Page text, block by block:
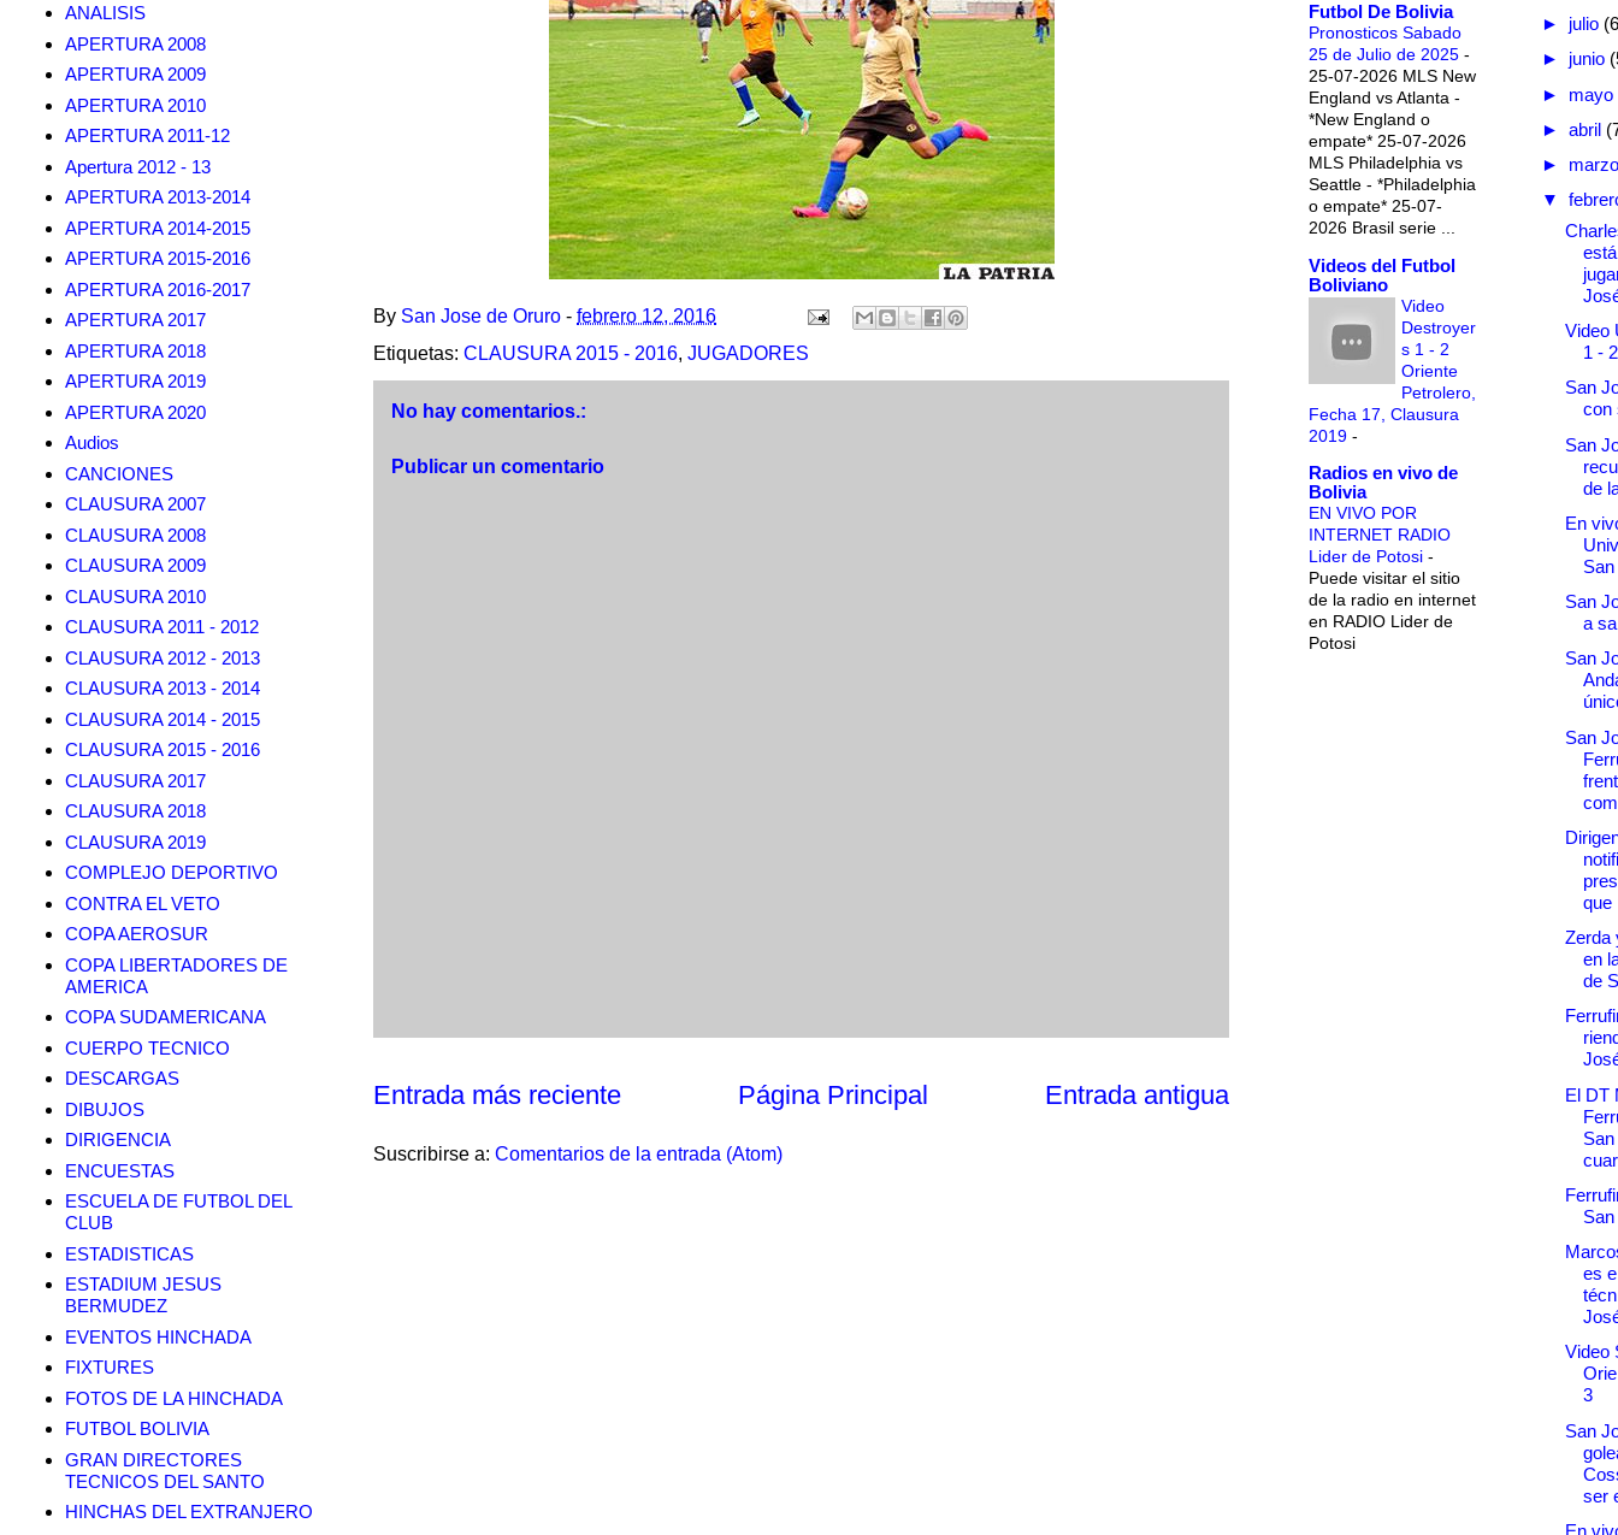
By San Jose de Oruro - febrero 12, 2016
Etiquetas: CLAUSURA 2015 - 2016, JUGADORES
No hay comentarios.:
Publicar un comentario
Entrada más reciente Entrada antigua
Página Principal
Suscribirse a: Comentarios de la entrada (Atom)
ANALISIS
APERTURA 2008
APERTURA 2009
APERTURA 2010
APERTURA 2011-12
Apertura 2012 - 13
APERTURA 2013-2014
APERTURA 2014-2015
APERTURA 2015-2016
APERTURA 2016-2017
APERTURA 2017
APERTURA 2018
APERTURA 2019
APERTURA 2020
Audios
CANCIONES
CLAUSURA 2007
CLAUSURA 2008
CLAUSURA 2009
CLAUSURA 2010
CLAUSURA 2011 - 2012
CLAUSURA 2012 - 2013
CLAUSURA 2013 - 2014
CLAUSURA 2014 - 2015
CLAUSURA 2015 - 2016
CLAUSURA 2017
CLAUSURA 2018
CLAUSURA 2019
COMPLEJO DEPORTIVO
CONTRA EL VETO
COPA AEROSUR
COPA LIBERTADORES DE
AMERICA
COPA SUDAMERICANA
CUERPO TECNICO
DESCARGAS
DIBUJOS
DIRIGENCIA
ENCUESTAS
ESCUELA DE FUTBOL DEL
CLUB
ESTADISTICAS
ESTADIUM JESUS
BERMUDEZ
EVENTOS HINCHADA
FIXTURES
FOTOS DE LA HINCHADA
FUTBOL BOLIVIA
GRAN DIRECTORES
TECNICOS DEL SANTO
HINCHAS DEL EXTRANJERO
Futbol De Bolivia
Pronosticos Sabado
25 de Julio de 2025 -
25-07-2026 MLS New
England vs Atlanta -
*New England o
empate* 25-07-2026
MLS Philadelphia vs
Seattle - *Philadelphia
o empate* 25-07-
2026 Brasil serie ...
Videos del Futbol
Boliviano
Video
Destroyer
s 1 - 2
Oriente
Petrolero,
Fecha 17, Clausura
2019 -
Radios en vivo de
Bolivia
EN VIVO POR
INTERNET RADIO
Lider de Potosi -
Puede visitar el sitio
de la radio en internet
en RADIO Lider de
Potosi
► julio
► junio
► mayo
► abril
►
▼
Video
1 -
San
con
San
de
En
San
a
San
San
que
Zerda
en
de
El DT
es
Video
3
San
ser
En